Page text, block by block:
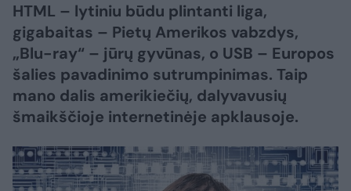
HTML – lytiniu būdu plintanti liga,
gigabaitas – Pietų Amerikos vabzdys,
„Blu-ray“ – jūrų gyvūnas, o USB – Europos
šalies pavadinimo sutrumpinimas. Taip
mano dalis amerikiečių, dalyvavusių
šmaikščioje internetinėje apklausoje.